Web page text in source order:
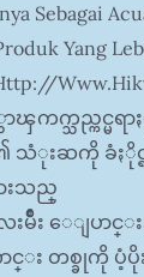
Sebagai
Yang
ကက္သည္ကင္မရ
သံုးဆကို ခံႏိုင္
ားသည္
းမ်ဳိး ေျပာ
း တစ္ခုကို ပံ့ပို